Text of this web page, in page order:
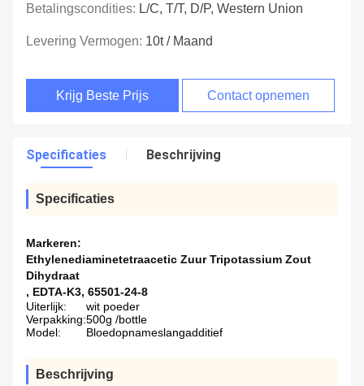
Betalingscondities: L/C, T/T, D/P, Western Union
Levering Vermogen: 10t / Maand
Krijg Beste Prijs Contact opnemen
Specificaties Beschrijving
Specificaties
Markeren:
Ethylenediaminetetraacetic Zuur Tripotassium Zout
Dihydraat
, EDTA-K3, 65501-24-8
Uiterlijk:
wit poeder
Verpakking:500g /bottle
Model:
Bloedopnameslangadditief
Beschrijving